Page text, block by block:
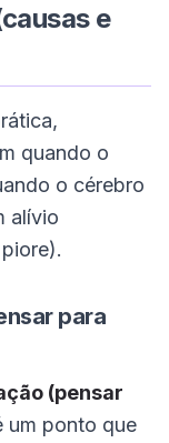
e
quando o
o cérebro
alívio
para
(pensar
um ponto que